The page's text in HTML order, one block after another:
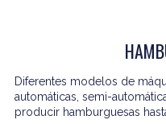
Diferentes modelos de
automáticas, semi-
producir hamburguesas hasta